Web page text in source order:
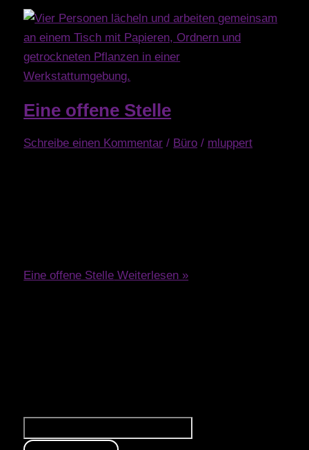
Eine offene Stelle
Schreibe einen Kommentar / Büro / mluppert
Eine offene Stelle Weiterlesen »